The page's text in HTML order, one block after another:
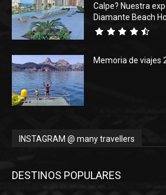
Calpe? Nuestra
Diamante Beach
Memoria de viajes
INSTAGRAM @ many travellers
DESTINOS POPULARES